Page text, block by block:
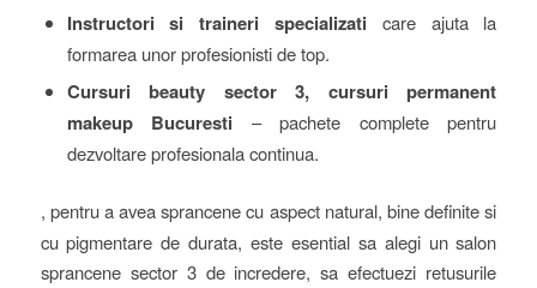
Instructori si traineri specializati care ajuta la
formarea unor profesionisti de top.
Cursuri beauty sector 3, cursuri permanent
makeup Bucuresti – pachete complete pentru
dezvoltare profesionala continua.
, pentru a avea sprancene cu aspect natural, bine definite si
cu pigmentare de durata, este esential sa alegi un salon
sprancene sector 3 de incredere, sa efectuezi retusurile